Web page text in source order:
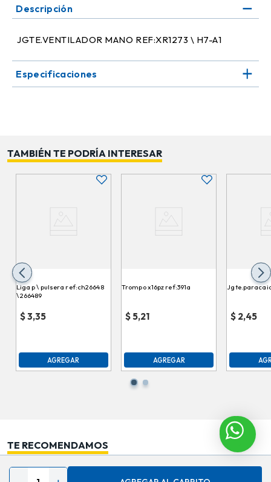
Descripción
JGTE.VENTILADOR MANO REF:XR1273 \ H7-A1
Especificaciones
TAMBIÉN TE PODRÍA INTERESAR
Liga p \ pulsera ref:ch26648
\ 266489
$3,35
AGREGAR
Trompo x16pz ref:391a
$5,21
AGREGAR
$ 2,45
TE RECOMENDAMOS